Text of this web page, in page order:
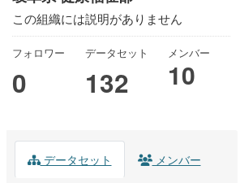
この組織には説明がありません
フォロワー
0
データセット
132
メンバー
10
データセット メンバー